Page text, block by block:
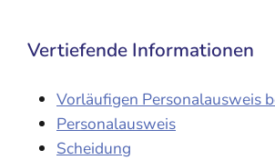
Vertiefende Informationen
Vorläufigen Personalausweis
Personalausweis
Scheidung